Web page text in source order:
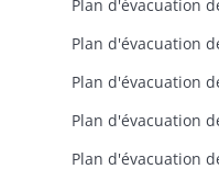
Plan d'évacuation